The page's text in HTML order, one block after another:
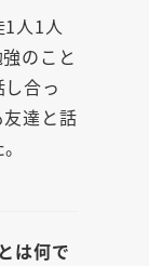
人1人
のこと
合っ
達と話
は何で